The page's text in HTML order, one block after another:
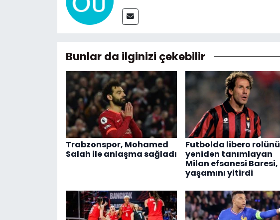
Bunlar da ilginizi çekebilir
Trabzonspor, Mohamed
Salah ile anlaşma sağladı
Futbolda libero rolünü
yeniden tanımlayan
Milan efsanesi Baresi,
yaşamını yitirdi